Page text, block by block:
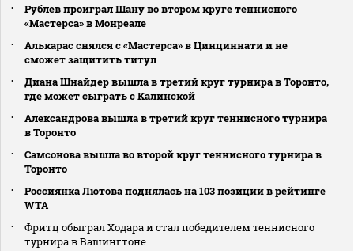
Рублев проиграл Шану во втором круге теннисного
«Мастерса» в Монреале
Алькарас снялся с «Мастерса» в Цинциннати и не
сможет защитить титул
Диана Шнайдер вышла в третий круг турнира в Торонто,
где может сыграть с Калинской
Александрова вышла в третий круг теннисного турнира
в Торонто
Самсонова вышла во второй круг теннисного турнира в
Торонто
Россиянка Лютова поднялась на 103 позиции в рейтинге
WTA
Фритц обыграл Ходара и стал победителем теннисного
турнира в Вашингтоне